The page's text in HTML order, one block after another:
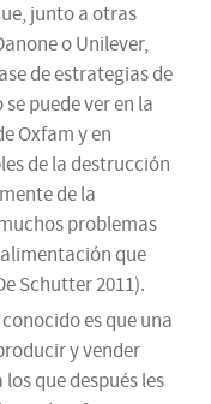
junto a otras
o Unilever,
de estrategias de
puede ver en la
Oxfam y en
de la destrucción
de la
problemas
que
Schutter 2011).
es que una
y vender
que después les